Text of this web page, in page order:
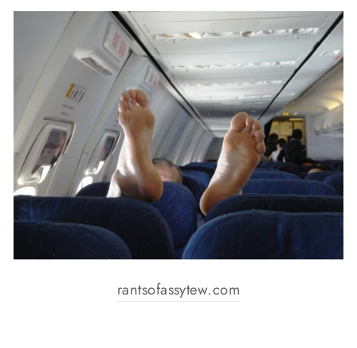
rantsofassytew.com